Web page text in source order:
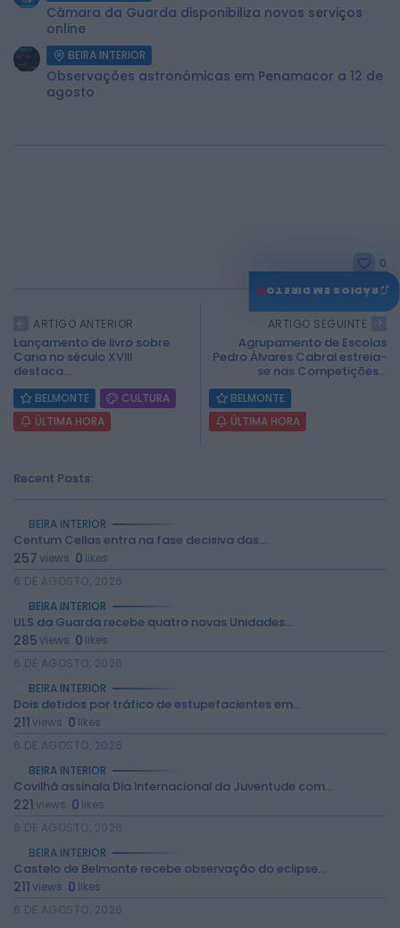
2026 Rádio Caria. Todos os direitos
Câmara da Guarda disponibiliza novos serviços
online
BEIRA INTERIOR
Observações astronómicas em Penamacor a 12 de
agosto
0
ARTIGO ANTERIOR
Lançamento de livro sobre
Caria no século XVIII
destaca...
BELMONTE
CULTURA
ÚLTIMA HORA
ARTIGO SEGUINTE
Agrupamento de Escolas
Pedro Álvares Cabral estreia-
se nas Competições...
BELMONTE
ÚLTIMA HORA
Recent Posts:
BEIRA INTERIOR
Centum Cellas entra na fase decisiva das...
257views 0 likes
6 DE AGOSTO, 2026
BEIRA INTERIOR
ULS da Guarda recebe quatro novas Unidades...
285views 0 likes
6 DE AGOSTO, 2026
BEIRA INTERIOR
Dois detidos por tráfico de estupefacientes em...
211views 0 likes
6 DE AGOSTO, 2026
BEIRA INTERIOR
Covilhã assinala Dia Internacional da Juventude com...
221views 0 likes
6 DE AGOSTO, 2026
BEIRA INTERIOR
Castelo de Belmonte recebe observação do eclipse...
211views 0 likes
6 DE AGOSTO, 2026
♫
RÁDIOS EM DIRETO